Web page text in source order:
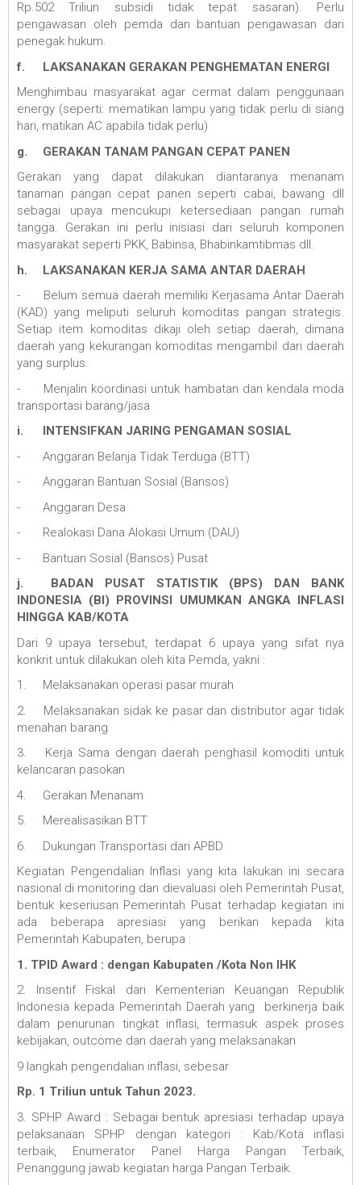
Rp.502 Triliun subsidi tidak tepat sasaran). Perlu
pengawasan oleh pemda dan bantuan pengawasan dari
penegak hukum.
f.
LAKSANAKAN GERAKAN PENGHEMATAN ENERGI
Menghimbau masyarakat agar cermat dalam penggunaan
energy (seperti: mematikan lampu yang tidak perlu di siang
hari, matikan AC apabila tidak perlu)
g.
GERAKAN TANAM PANGAN CEPAT PANEN
Gerakan yang dapat dilakukan diantaranya menanam
tanaman pangan cepat panen seperti cabai, bawang dll
sebagai upaya mencukupi ketersediaan pangan rumah
tangga. Gerakan ini perlu inisiasi dari seluruh komponen
masyarakat seperti PKK, Babinsa, Bhabinkamtibmas dll.
h.
LAKSANAKAN KERJA SAMA ANTAR DAERAH
-
Belum semua daerah memiliki Kerjasama Antar Daerah
(KAD) yang meliputi seluruh komoditas pangan strategis.
Setiap item komoditas dikaji oleh setiap daerah, dimana
daerah yang kekurangan komoditas mengambil dari daerah
yang surplus.
-
Menjalin koordinasi untuk hambatan dan kendala moda
transportasi barang/jasa
i.
INTENSIFKAN JARING PENGAMAN SOSIAL
-
Anggaran Belanja Tidak Terduga (BTT)
-
Anggaran Bantuan Sosial (Bansos)
-
Anggaran Desa
-
Realokasi Dana Alokasi Umum (DAU)
-
Bantuan Sosial (Bansos) Pusat
j.
BADAN PUSAT STATISTIK (BPS) DAN BANK
INDONESIA (BI) PROVINSI UMUMKAN ANGKA INFLASI
HINGGA KAB/KOTA
Dari 9 upaya tersebut, terdapat 6 upaya yang sifat nya
konkrit untuk dilakukan oleh kita Pemda, yakni :
1.
Melaksanakan operasi pasar murah
2.
Melaksanakan sidak ke pasar dan distributor agar tidak
menahan barang
3.
Kerja Sama dengan daerah penghasil komoditi untuk
kelancaran pasokan
4.
Gerakan Menanam
5.
Merealisasikan BTT
6.
Dukungan Transportasi dari APBD
Kegiatan Pengendalian Inflasi yang kita lakukan ini secara
nasional di monitoring dan dievaluasi oleh Pemerintah Pusat,
bentuk keseriusan Pemerintah Pusat terhadap kegiatan ini
ada beberapa apresiasi yang berikan kepada kita
Pemerintah Kabupaten, berupa :
1. TPID Award : dengan Kabupaten /Kota Non IHK
2. Insentif Fiskal dari Kementerian Keuangan Republik
Indonesia kepada Pemerintah Daerah yang berkinerja baik
dalam penurunan tingkat inflasi, termasuk aspek proses
kebijakan, outcome dan daerah yang melaksanakan
9 langkah pengendalian inflasi, sebesar
Rp. 1 Triliun untuk Tahun 2023.
3. SPHP Award : Sebagai bentuk apresiasi terhadap upaya
pelaksanaan SPHP dengan kategori : Kab/Kota inflasi
terbaik, Enumerator Panel Harga Pangan Terbaik,
Penanggung jawab kegiatan harga Pangan Terbaik.